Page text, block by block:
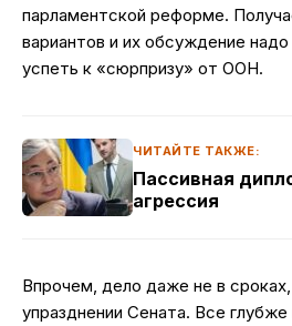
парламентской реформе.
вариантов и их обсуждение
успеть к «сюрпризу» от ООН.
ЧИТАЙТЕ ТАКЖЕ:
Пассивная
агрессия
Впрочем, дело даже не в
упразднении Сената. Все